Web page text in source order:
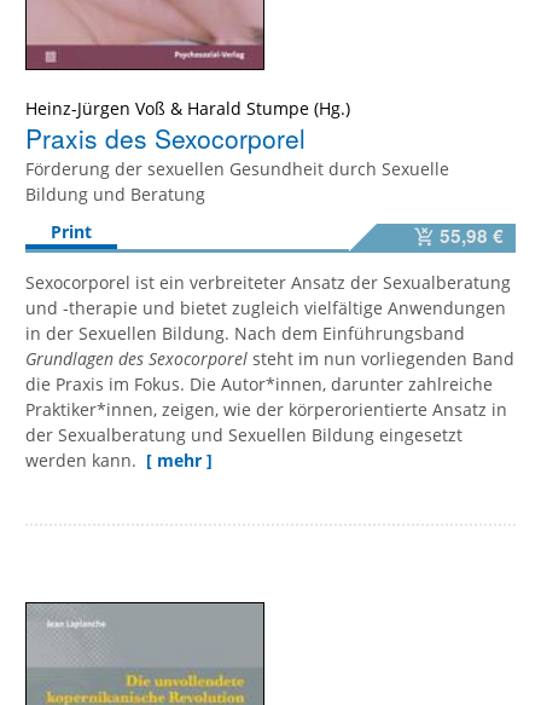
Heinz-Jürgen Voß & Harald Stumpe
Praxis des Sexocorporel
Förderung der sexuellen Gesundheit durch Sexuelle
Bildung und Beratung
Print
55,98 €
Sexocorporel ist ein verbreiteter Ansatz der Sexualberatung
und -therapie und bietet zugleich vielfältige Anwendungen
in der Sexuellen Bildung. Nach dem Einführungsband
Grundlagen des Sexocorporel steht im nun vorliegenden Band
die Praxis im Fokus. Die Autor*innen, darunter zahlreiche
Praktiker*innen, zeigen, wie der körperorientierte Ansatz in
der Sexualberatung und Sexuellen Bildung eingesetzt
werden kann. [ mehr ]